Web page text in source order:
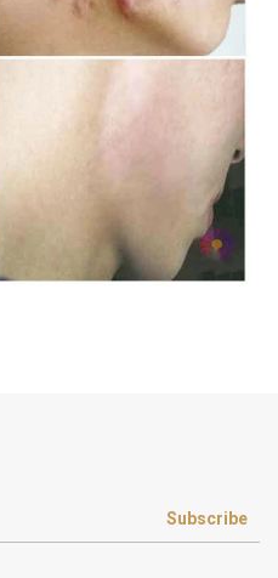
Subscribe